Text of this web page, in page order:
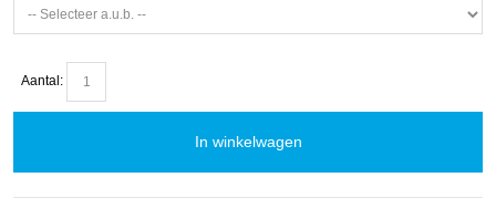
Aantal:
In winkelwagen